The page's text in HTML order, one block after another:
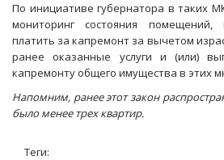
По инициативе губернатора в таких
мониторинг состояния
платить за капремонт за вычетом
ранее оказанные услуги и (или)
капремонту общего имущества в этих
Напомним, ранее этот закон
было менее трех квартир.
Теги: